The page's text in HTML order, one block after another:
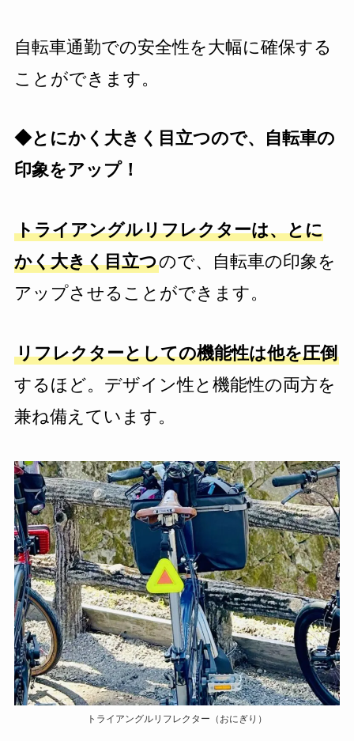
自転車通勤での安全性を大幅に確保する
ことができます。
◆とにかく大きく目立つので、自転車の
印象をアップ！
トライアングルリフレクターは、とに
かく大きく目立つので、自転車の印象を
アップさせることができます。
リフレクターとしての機能性は他を圧倒
するほど。デザイン性と機能性の両方を
兼ね備えています。
トライアングルリフレクター（おにぎり）